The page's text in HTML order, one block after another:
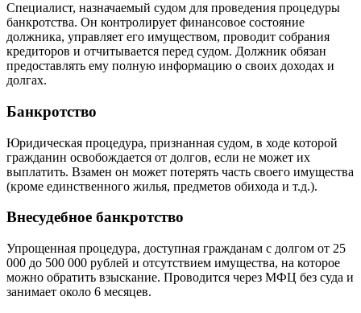
Специалист, назначаемый судом для проведения процедуры
банкротства. Он контролирует финансовое состояние
должника, управляет его имуществом, проводит собрания
кредиторов и отчитывается перед судом. Должник обязан
предоставлять ему полную информацию о своих доходах и
долгах.
Банкротство
Юридическая процедура, признанная судом, в ходе которой
гражданин освобождается от долгов, если не может их
выплатить. Взамен он может потерять часть своего имущества
(кроме единственного жилья, предметов обихода и т.д.).
Внесудебное банкротство
Упрощенная процедура, доступная гражданам с долгом от 25
000 до 500 000 рублей и отсутствием имущества, на которое
можно обратить взыскание. Проводится через МФЦ без суда и
занимает около 6 месяцев.